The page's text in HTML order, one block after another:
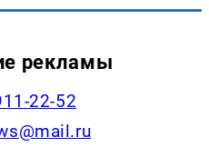
рекламы
22-52